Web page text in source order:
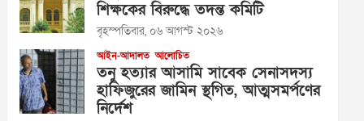
শিক্ষকের বিরুদ্ধে তদন্ত কমিটি
বৃহস্পতিবার, ০৬ আগস্ট ২০২৬
আইন-আদালত আলোচিত
তনু হত্যার আসামি সাবেক সেনাসদস্য
হাফিজুরের জামিন স্থগিত, আত্মসমর্পণের
নির্দেশ